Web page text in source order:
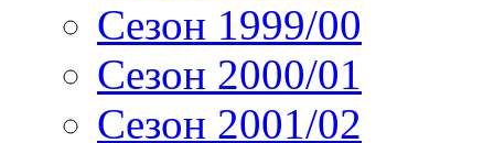
Сезон 1999/00
Сезон 2000/01
Сезон 2001/02